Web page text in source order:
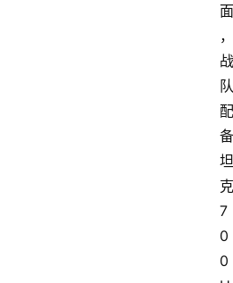
面
，
战
队
配
备
坦
克
7
0
0